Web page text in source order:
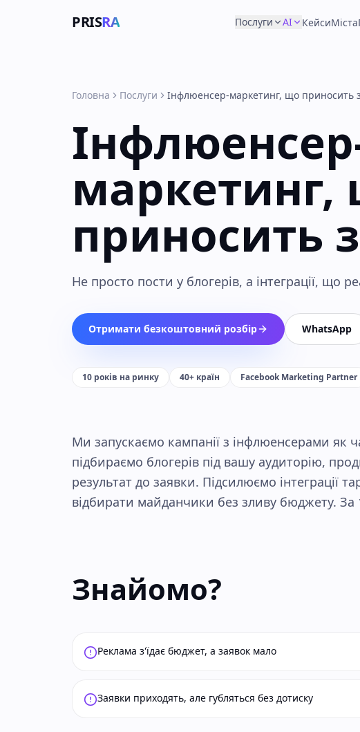
PRISRA Послуги AI КейсиМіста
Головна Послуги Інфлюенсер-маркетинг, що приносить
маркетинг,
приносить
Не просто пости у блогерів, а інтеграції, що
Отримати безкоштовний розбір WhatsApp
10 років на ринку 40+ країн Facebook Marketing Partner
Ми запускаємо кампанії з інфлюенсерами як
підбираємо блогерів під вашу аудиторію,
результат до заявки. Підсилюємо інтеграції
відбирати майданчики без зливу бюджету. За
Знайомо?
Реклама з'їдає бюджет, а заявок мало
Заявки приходять, але губляться без дотиску